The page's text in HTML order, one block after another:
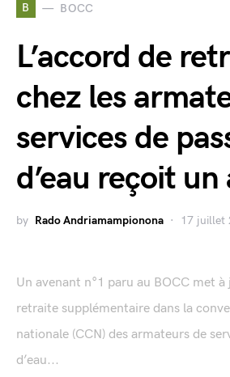
B BOCC
L’accord de
chez les
services de
d’eau reçoit
by Rado Andriamampionona 17 juillet
Un avenant n°1 paru au BOCC met
retraite supplémentaire dans la
nationale (CCN) des armateurs de
d’eau...